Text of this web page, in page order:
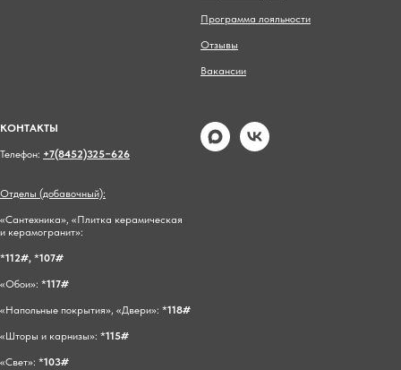
Программа лояльности
Отзывы
Вакансии
КОНТАКТЫ
Телефон: +7(8452)325−626
Отделы (добавочный):
«Сантехника», «Плитка керамическая
и керамогранит»:
*112#, *107#
«Обои»: *117#
«Напольные покрытия», «Двери»: *118#
«Шторы и карнизы»: *115#
«Свет»: *103#